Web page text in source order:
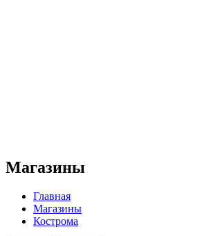
Магазины
Главная
Магазины
Кострома